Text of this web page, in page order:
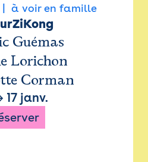
à voir en famille
Guémas
Lorichon
Corman
17 janv.